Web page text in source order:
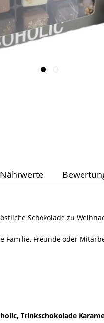
Nährwerte
Schokolade zu
Familie, Freunde oder
Trinkschokolade